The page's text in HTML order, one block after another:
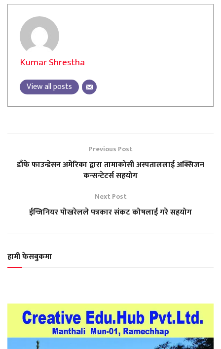
Kumar Shrestha
View all posts
Previous Post
डाँफे फाउन्डेसन अमेरिका द्वारा तामाकोसी अस्पताललाई अक्सिजन
कन्सन्टेटर्स सहयोग
Next Post
ईन्जिनियर पोखरेलले पत्रकार संकट कोषलाई गरे सहयोग
हामी फेसबुकमा